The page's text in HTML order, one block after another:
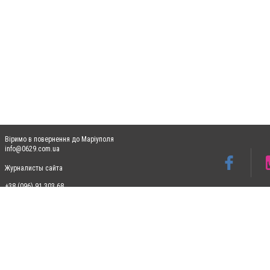
Віримо в повернення до Маріуполя
info@0629.com.ua
Журналисты сайта
+38 (096) 91 303 68